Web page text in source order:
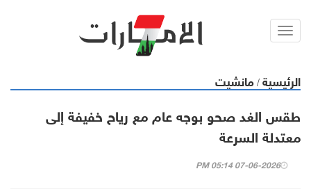
Toggl
الرئيسية / مانشيت
طقس الغد صحو بوجه عام مع رياح خفيفة إلى
معتدلة السرعة
07-06-2026 05:14 PM